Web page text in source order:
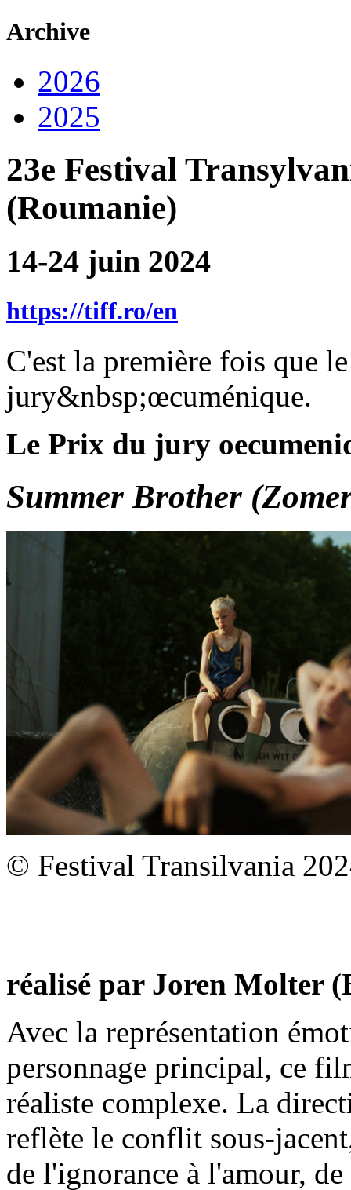
Archive
2026
2025
23e Festival
(Roumanie)
14-24 juin 2024
https://tiff.ro/en
C'est la première fois que
jury&nbsp;œcuménique.
Le Prix du jury
Summer Brother
© Festival Transilvania
réalisé par Joren Molter
Avec la représentation
personnage principal, ce
réaliste complexe. La
reflète le conflit sous-
de l'ignorance à l'amour,